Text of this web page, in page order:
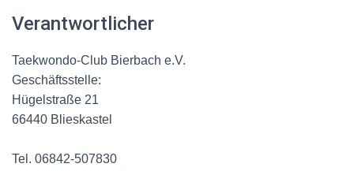
Verantwortlicher
Taekwondo-Club Bierbach e.V.
Geschäftsstelle:
Hügelstraße 21
66440 Blieskastel
Tel. 06842-507830